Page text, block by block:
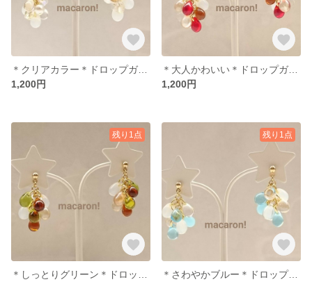
＊クリアカラー＊ドロップガラスピアス
1,200円
＊大人かわいい＊ドロップガラスピアス
1,200円
残り1点 残り1点
＊さわやかブルー＊ドロップガラスピアス